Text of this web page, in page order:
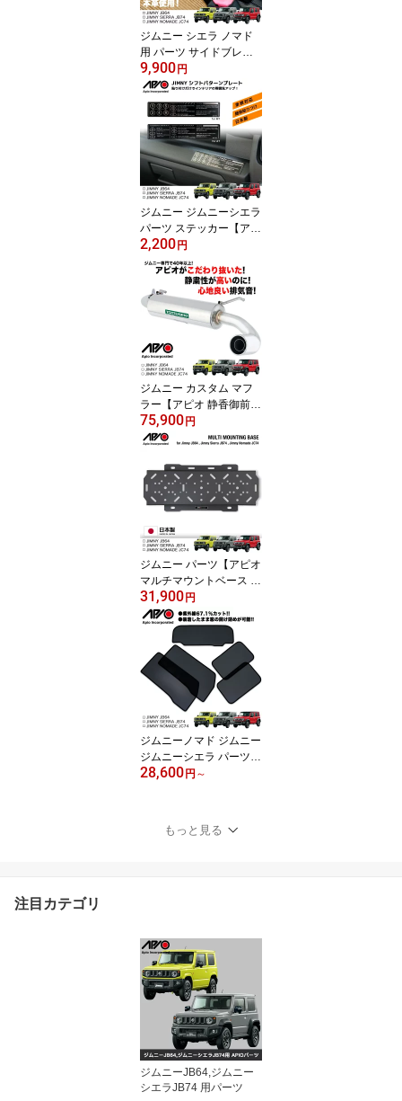
ジ 光る インテリア 同時
充電 取り付け 簡単 装着
磁力
ジムニー シエラ ノマド
用 パーツ サイドブレー
キ【アピオ ナッパレザー
サイドブレーキ グリップ
カバー】JB64 JB74 JC7
4 専用 設計 なので ジャ
ストフィット します。
高級感 のある 牛革 本革
の レザー グリップ カバ
ー カスタム 装着 簡単 装
着 ブラック 黒 ブラウン
9,900 円
ジムニー ジムニーシエラ
パーツ ステッカー【アピ
オ シフトパターンプレー
ト（MT or AT）】JB64 J
B74 専用 社外品 シフト
ノブ へ 交換時 に おすす
め シフト パターン プレ
ート 重厚感 の ある 金属
製 で 車内 の 雰囲気 を
損なわない 貼り付け で
簡単 取り付け 施工
2,200 円
ジムニー カスタム マフ
ラー【アピオ 静香御前マ
フラー】様々な型式に対
応 ！ JB64 JB74 JC74.1
モデル/新規車基準適合
車検適合 専用設計 安心
の 国内製造 日本製
75,900 円
ジムニー パーツ【アピオ
マルチマウントベース ／
FA-COATボルト付き （R
OTOPAX , SCOTTY 対
応） 】JB64 JB74 JC74
専用設計 カスタム リア
ゲート ダイレクトタイプ
スペアタイヤレス 軽量化
金属製 安心 の 国内設計
国内製造 日本製
31,900 円
ジムニーノマド ジムニー
ジムニーシエラ パーツ【
アピオ Laser Shades -
ド 】専用設計 1台分 フル
セット 収納ケース 付き
28,600 円 ～
もっと見る
注目カテゴリ
ジムニーJB64,ジムニー
シエラJB74 用パーツ